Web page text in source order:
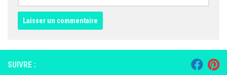
SUIVRE :